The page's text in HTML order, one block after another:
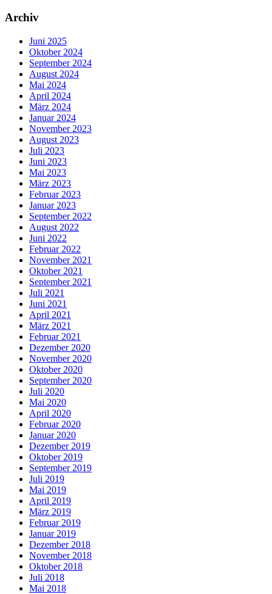
Archiv
Juni 2025
Oktober 2024
September 2024
August 2024
Mai 2024
April 2024
März 2024
Januar 2024
November 2023
August 2023
Juli 2023
Juni 2023
Mai 2023
März 2023
Februar 2023
Januar 2023
September 2022
August 2022
Juni 2022
Februar 2022
November 2021
Oktober 2021
September 2021
Juli 2021
Juni 2021
April 2021
März 2021
Februar 2021
Dezember 2020
November 2020
Oktober 2020
September 2020
Juli 2020
Mai 2020
April 2020
Februar 2020
Januar 2020
Dezember 2019
Oktober 2019
September 2019
Juli 2019
Mai 2019
April 2019
März 2019
Februar 2019
Januar 2019
Dezember 2018
November 2018
Oktober 2018
Juli 2018
Mai 2018